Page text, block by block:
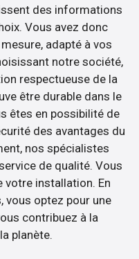
des informations
Vous avez donc
adapté à vos
notre société,
respectueuse de la
être durable dans le
êtes en possibilité de
des avantages du
nos spécialistes
de qualité. Vous
votre installation. En
vous optez pour une
contribuez à la
planète.